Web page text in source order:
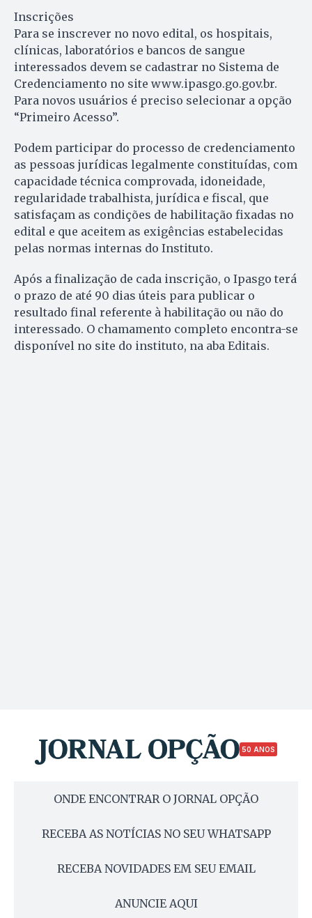
Inscrições
Para se inscrever no novo edital, os hospitais,
clínicas, laboratórios e bancos de sangue
interessados devem se cadastrar no Sistema de
Credenciamento no site www.ipasgo.go.gov.br.
Para novos usuários é preciso selecionar a opção
“Primeiro Acesso”.
Podem participar do processo de credenciamento
as pessoas jurídicas legalmente constituídas, com
capacidade técnica comprovada, idoneidade,
regularidade trabalhista, jurídica e fiscal, que
satisfaçam as condições de habilitação fixadas no
edital e que aceitem as exigências estabelecidas
pelas normas internas do Instituto.
Após a finalização de cada inscrição, o Ipasgo terá
o prazo de até 90 dias úteis para publicar o
resultado final referente à habilitação ou não do
interessado. O chamamento completo encontra-se
disponível no site do instituto, na aba Editais.
50 ANOS
ONDE ENCONTRAR O JORNAL OPÇÃO
RECEBA AS NOTÍCIAS NO SEU WHATSAPP
RECEBA NOVIDADES EM SEU EMAIL
ANUNCIE AQUI